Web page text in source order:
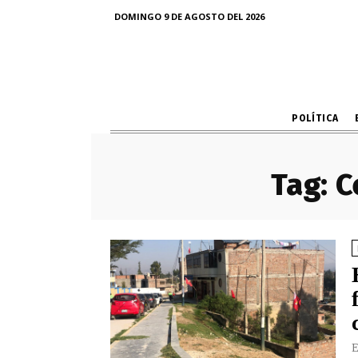
DOMINGO 9 DE AGOSTO DEL 2026
POLÍTICA
Tag: